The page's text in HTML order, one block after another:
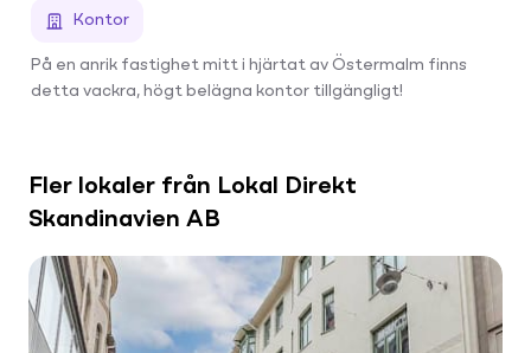
Kontor
På en anrik fastighet mitt i hjärtat av Östermalm finns
detta vackra, högt belägna kontor tillgängligt!
Fler lokaler från Lokal Direkt
Skandinavien AB